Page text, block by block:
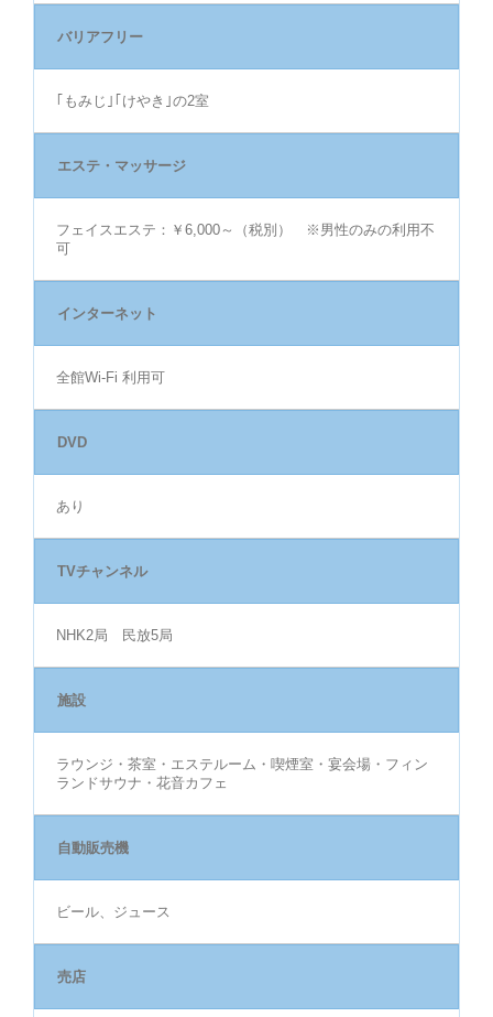
バリアフリー
｢もみじ｣｢けやき｣の2室
エステ・マッサージ
フェイスエステ：￥6,000～（税別） ※男性のみの利用不
可
インターネット
全館Wi-Fi 利用可
DVD
あり
TVチャンネル
NHK2局 民放5局
施設
ラウンジ・茶室・エステルーム・喫煙室・宴会場・フィン
ランドサウナ・花音カフェ
自動販売機
ビール、ジュース
売店